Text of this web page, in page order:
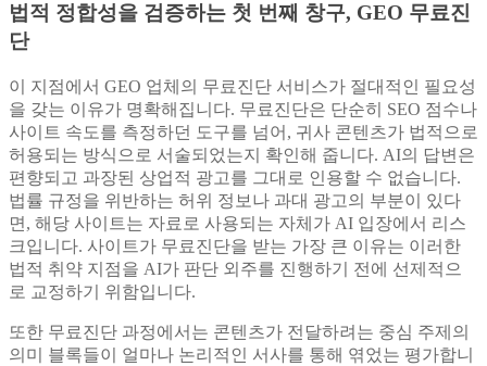
법적 정합성을 검증하는 첫 번째 창구, GEO 무료진
단
이 지점에서 GEO 업체의 무료진단 서비스가 절대적인 필요성
을 갖는 이유가 명확해집니다. 무료진단은 단순히 SEO 점수나
사이트 속도를 측정하던 도구를 넘어, 귀사 콘텐츠가 법적으로
허용되는 방식으로 서술되었는지 확인해 줍니다. AI의 답변은
편향되고 과장된 상업적 광고를 그대로 인용할 수 없습니다.
법률 규정을 위반하는 허위 정보나 과대 광고의 부분이 있다
면, 해당 사이트는 자료로 사용되는 자체가 AI 입장에서 리스
크입니다. 사이트가 무료진단을 받는 가장 큰 이유는 이러한
법적 취약 지점을 AI가 판단 외주를 진행하기 전에 선제적으
로 교정하기 위함입니다.
또한 무료진단 과정에서는 콘텐츠가 전달하려는 중심 주제의
의미 블록들이 얼마나 논리적인 서사를 통해 엮었는 평가합니